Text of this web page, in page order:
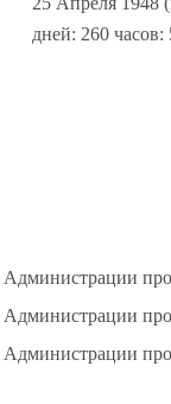
дней: 260